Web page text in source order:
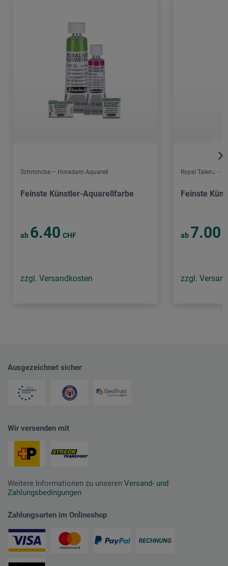
Schmincke – Horadam Aquarell
Feinste Künstler-Aquarellfarbe
ab 6.40 CHF
zzgl. Versandkosten
Royal Talens –
Feinste
ab 7.00
zzgl.
Ausgezeichnet sicher
Wir versenden mit
Weitere Informationen zu unseren Versand- und
Zahlungsbedingungen
Zahlungsarten im Onlineshop